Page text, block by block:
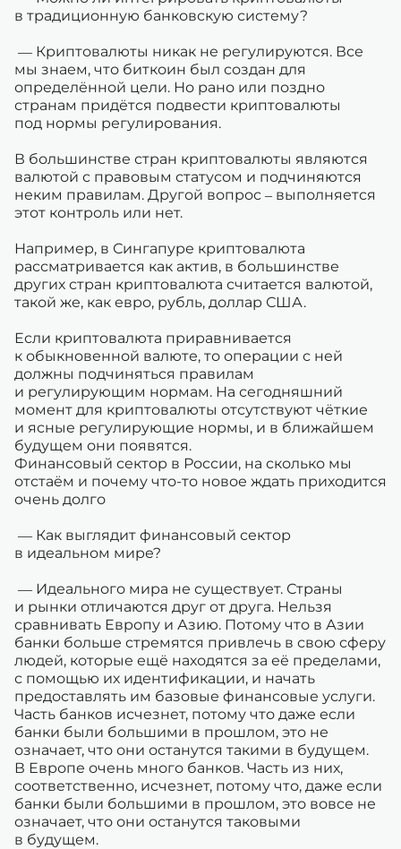
в традиционную банковскую систему?
— Криптовалюты никак не регулируются. Все
мы знаем, что биткоин был создан для
определённой цели. Но рано или поздно
странам придётся подвести криптовалюты
под нормы регулирования.
В большинстве стран криптовалюты являются
валютой с правовым статусом и подчиняются
неким правилам. Другой вопрос – выполняется
этот контроль или нет.
Например, в Сингапуре криптовалюта
рассматривается как актив, в большинстве
других стран криптовалюта считается валютой,
такой же, как евро, рубль, доллар США.
Если криптовалюта приравнивается
к обыкновенной валюте, то операции с ней
должны подчиняться правилам
и регулирующим нормам. На сегодняшний
момент для криптовалюты отсутствуют чёткие
и ясные регулирующие нормы, и в ближайшем
будущем они появятся.
Финансовый сектор в России, на сколько мы
отстаём и почему что-то новое ждать приходится
очень долго
— Как выглядит финансовый сектор
в идеальном мире?
— Идеального мира не существует. Страны
и рынки отличаются друг от друга. Нельзя
сравнивать Европу и Азию. Потому что в Азии
банки больше стремятся привлечь в свою сферу
людей, которые ещё находятся за её пределами,
с помощью их идентификации, и начать
предоставлять им базовые финансовые услуги.
Часть банков исчезнет, потому что даже если
банки были большими в прошлом, это не
означает, что они останутся такими в будущем.
В Европе очень много банков. Часть из них,
соответственно, исчезнет, потому что, даже если
банки были большими в прошлом, это вовсе не
означает, что они останутся таковыми
в будущем.